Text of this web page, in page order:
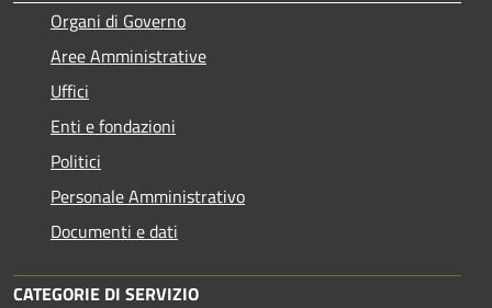
Organi di Governo
Aree Amministrative
Uffici
Enti e fondazioni
Politici
Personale Amministrativo
Documenti e dati
CATEGORIE DI SERVIZIO